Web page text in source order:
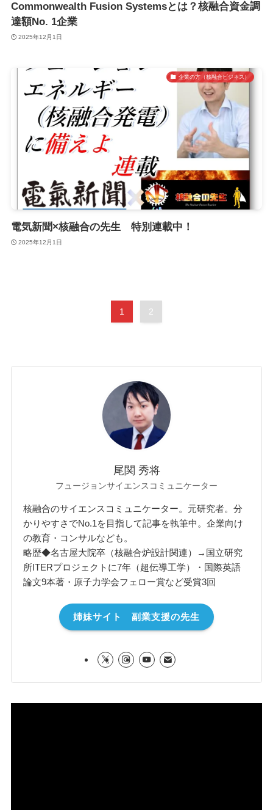
Commonwealth Fusion Systemsとは？核融合資金調
達額No. 1企業
2025年12月1日
企業の方（核融合ビジネス）
電気新聞×核融合の先生 特別連載中！
2025年12月1日
1 2
尾関 秀将
フュージョンサイエンスコミュニケーター
核融合のサイエンスコミュニケーター。元研究者。分
かりやすさでNo.1を目指して記事を執筆中。企業向け
の教育・コンサルなども。
略歴◆名古屋大院卒（核融合炉設計関連）→国立研究
所ITERプロジェクトに7年（超伝導工学）・国際英語
論文9本著・原子力学会フェロー賞など受賞3回
姉妹サイト 副業支援の先生